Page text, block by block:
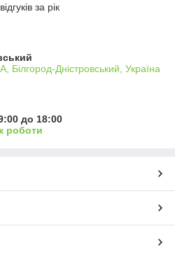
за рік
Білгород-Дністровський, Україна
до 18:00
роботи